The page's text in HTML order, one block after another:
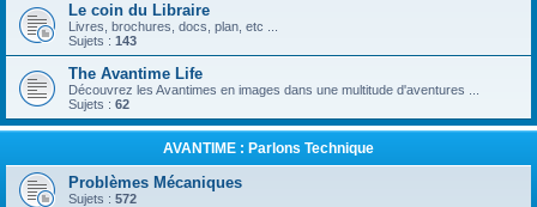
Le coin du Libraire
Livres, brochures, docs, plan, etc ...
Sujets : 143
The Avantime Life
Découvrez les Avantimes en images dans une multitude d'aventures ...
Sujets : 62
AVANTIME : Parlons Technique
Problèmes Mécaniques
Sujets : 572